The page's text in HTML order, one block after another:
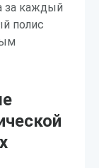
за каждый
полис